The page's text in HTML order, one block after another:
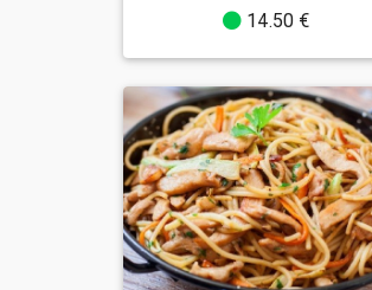
14.50 €